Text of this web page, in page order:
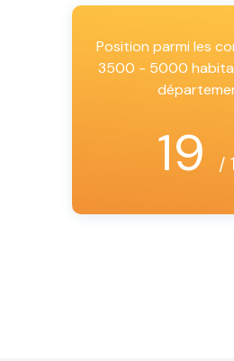
Position parmi les
3500 - 5000
19 /